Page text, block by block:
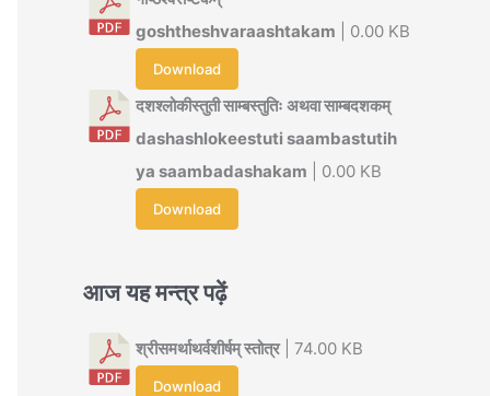
goshtheshvaraashtakam | 0.00 KB
Download
दशश्लोकीस्तुती साम्बस्तुतिः अथवा साम्बदशकम्
dashashlokeestuti saambastutih
ya saambadashakam | 0.00 KB
Download
आज यह मन्त्र पढ़ें
श्रीसमर्थाथर्वशीर्षम् स्तोत्र| 74.00 KB
Download